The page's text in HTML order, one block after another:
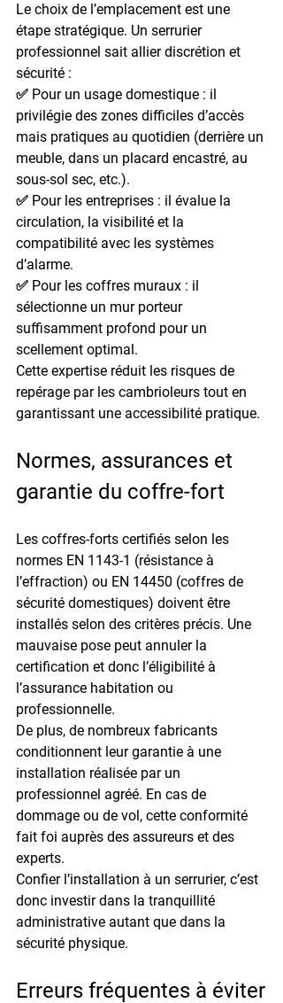
Le choix de l’emplacement est une
étape stratégique. Un serrurier
professionnel sait allier discrétion et
sécurité :
✅ Pour un usage domestique : il
privilégie des zones difficiles d’accès
mais pratiques au quotidien (derrière un
meuble, dans un placard encastré, au
sous-sol sec, etc.).
✅ Pour les entreprises : il évalue la
circulation, la visibilité et la
compatibilité avec les systèmes
d’alarme.
✅ Pour les coffres muraux : il
sélectionne un mur porteur
suffisamment profond pour un
scellement optimal.
Cette expertise réduit les risques de
repérage par les cambrioleurs tout en
garantissant une accessibilité pratique.
Normes, assurances et
garantie du coffre-fort
Les coffres-forts certifiés selon les
normes EN 1143-1 (résistance à
l’effraction) ou EN 14450 (coffres de
sécurité domestiques) doivent être
installés selon des critères précis. Une
mauvaise pose peut annuler la
certification et donc l’éligibilité à
l’assurance habitation ou
professionnelle.
De plus, de nombreux fabricants
conditionnent leur garantie à une
installation réalisée par un
professionnel agréé. En cas de
dommage ou de vol, cette conformité
fait foi auprès des assureurs et des
experts.
Confier l’installation à un serrurier, c’est
donc investir dans la tranquillité
administrative autant que dans la
sécurité physique.
Erreurs fréquentes à éviter